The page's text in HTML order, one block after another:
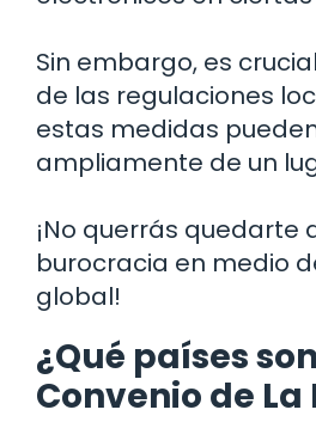
Sin embargo, es
de las regulaciones
estas medidas
ampliamente de un
¡No querrás quedarte
burocracia en medio
global!
¿Qué países
Convenio de La